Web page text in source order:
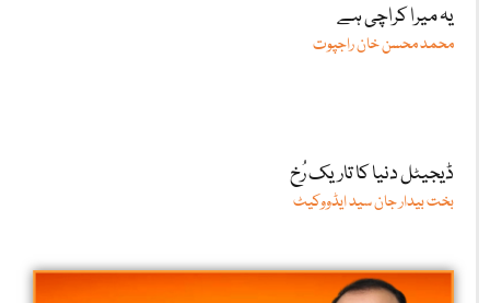
یہ میرا کراچی ہے
محمد محسن خان راجپوت
ڈیجیٹل دنیا کا تاریک رُخ
بخت بیدار جان سید ایڈووکیٹ